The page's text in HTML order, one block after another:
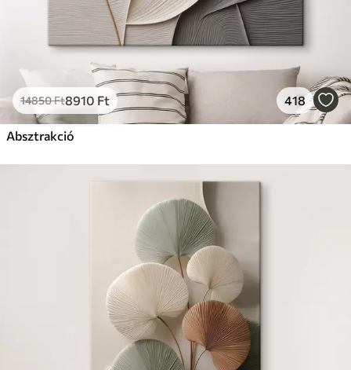
14850Ft8910 Ft 418
Absztrakció